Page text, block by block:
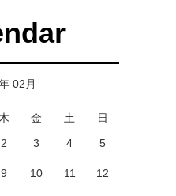
02月
木 金 土
日
2 3 4 5
9 10 11 12